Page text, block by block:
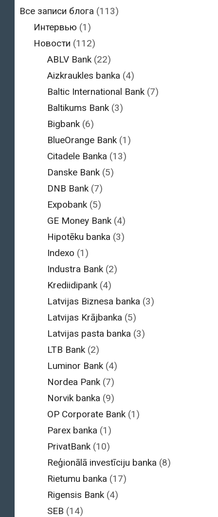
Все записи блога (113)
Интервью (1)
Новости (112)
ABLV Bank (22)
Aizkraukles banka (4)
Baltic International Bank (7)
Baltikums Bank (3)
Bigbank (6)
BlueOrange Bank (1)
Citadele Banka (13)
Danske Bank (5)
DNB Bank (7)
Expobank (5)
GE Money Bank (4)
Hipotēku banka (3)
Indexo (1)
Industra Bank (2)
Krediidipank (4)
Latvijas Biznesa banka (3)
Latvijas Krājbanka (5)
Latvijas pasta banka (3)
LTB Bank (2)
Luminor Bank (4)
Nordea Pank (7)
Norvik banka (9)
OP Corporate Bank (1)
Parex banka (1)
PrivatBank (10)
Reģionālā investīciju banka (8)
Rietumu banka (17)
Rigensis Bank (4)
SEB (14)